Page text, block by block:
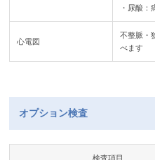
・尿酸：
心電図
不整脈・
べます
オプション検査
検査項目